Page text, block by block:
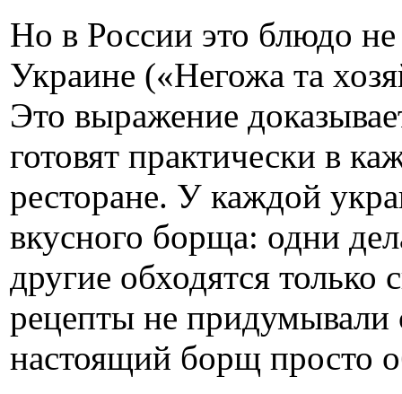
Но в России это блюдо не
Украине («Негожа та
Это выражение
готовят практически в
ресторане. У каждой
вкусного борща: одни
другие обходятся
рецепты не придумывали
настоящий борщ просто